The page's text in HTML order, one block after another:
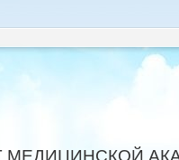
МЕДИЦИНСКОЙ